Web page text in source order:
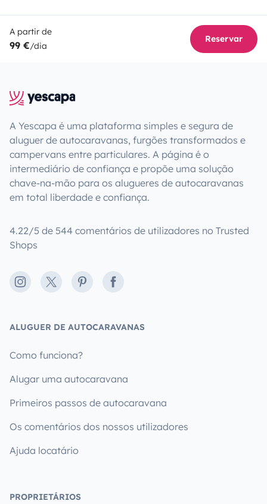
A partir de
99 €/dia
Reservar
A Yescapa é uma plataforma simples e segura de
aluguer de autocaravanas, furgões transformados e
campervans entre particulares. A página é o
intermediário de confiança e propõe uma solução
chave-na-mão para os alugueres de autocaravanas
em total liberdade e confiança.
4.22/5 de 544 comentários de utilizadores no Trusted
Shops
Instagram
X PinterestFacebook
ALUGUER DE AUTOCARAVANAS
Como funciona?
Alugar uma autocaravana
Primeiros passos de autocaravana
Os comentários dos nossos utilizadores
Ajuda locatário
PROPRIETÁRIOS